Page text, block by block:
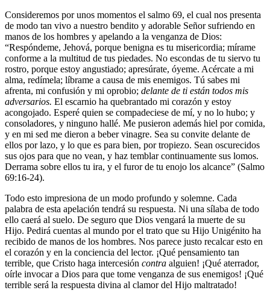
Consideremos por unos momentos el salmo 69, el cual nos presenta
de modo tan vivo a nuestro bendito y adorable Señor sufriendo en
manos de los hombres y apelando a la venganza de Dios:
“Respóndeme, Jehová, porque benigna es tu misericordia; mírame
conforme a la multitud de tus piedades. No escondas de tu siervo tu
rostro, porque estoy angustiado; apresúrate, óyeme. Acércate a mi
alma, redímela; líbrame a causa de mis enemigos. Tú sabes mi
afrenta, mi confusión y mi oprobio; delante de ti están todos mis
adversarios. El escarnio ha quebrantado mi corazón y estoy
acongojado. Esperé quien se compadeciese de mí, y no lo hubo; y
consoladores, y ninguno hallé. Me pusieron además hiel por comida,
y en mi sed me dieron a beber vinagre. Sea su convite delante de
ellos por lazo, y lo que es para bien, por tropiezo. Sean oscurecidos
sus ojos para que no vean, y haz temblar continuamente sus lomos.
Derrama sobre ellos tu ira, y el furor de tu enojo los alcance” (Salmo
69:16-24).
Todo esto impresiona de un modo profundo y solemne. Cada
palabra de esta apelación tendrá su respuesta. Ni una sílaba de todo
ello caerá al suelo. De seguro que Dios vengará la muerte de su
Hijo. Pedirá cuentas al mundo por el trato que su Hijo Unigénito ha
recibido de manos de los hombres. Nos parece justo recalcar esto en
el corazón y en la conciencia del lector. ¡Qué pensamiento tan
terrible, que Cristo haga intercesión contra alguien! ¡Qué aterrador,
oírle invocar a Dios para que tome venganza de sus enemigos! ¡Qué
terrible será la respuesta divina al clamor del Hijo maltratado!